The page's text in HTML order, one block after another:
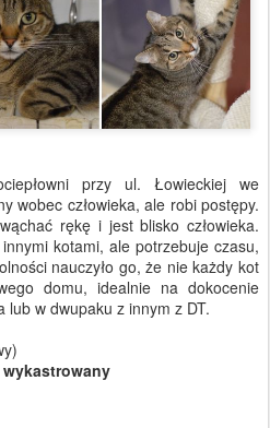
przy ul. Łowieckiej we
wobec człowieka, ale robi postępy.
rękę i jest blisko człowieka.
kotami, ale potrzebuje czasu,
nauczyło go, że nie każdy kot
domu, idealnie na dokocenie
lub w dwupaku z innym z DT.
wykastrowany